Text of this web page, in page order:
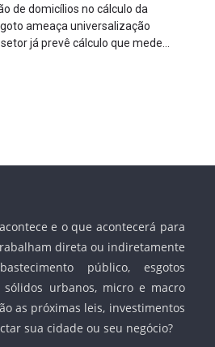
de domicílios no cálculo da
ameaça universalização
já prevê cálculo que mede
e o que acontecerá para
direta ou indiretamente
público, esgotos
sólidos urbanos, micro e macro
as próximas leis, investimentos
sua cidade ou seu negócio?